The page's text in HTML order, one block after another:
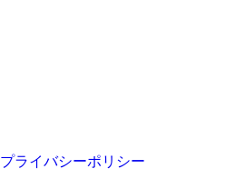
プライバシーポリシー